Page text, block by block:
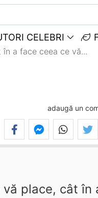
CELEBRI
a face ceea ce vă...
adaugă un
place, cât în